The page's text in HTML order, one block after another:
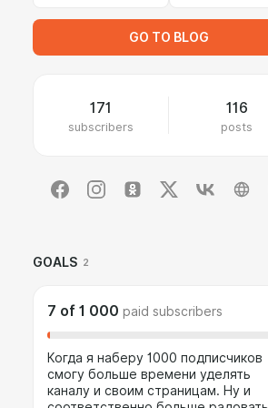
GO TO BLOG
171
subscribers
116
posts
GOALS 2
7 of 1 000 paid subscribers
Когда я наберу 1000 подписчиков
смогу больше времени уделять
каналу и своим страницам. Ну и